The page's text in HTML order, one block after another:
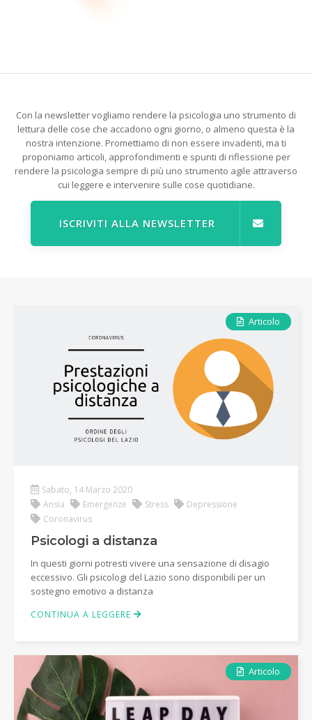
Con la newsletter vogliamo rendere la psicologia uno strumento di
lettura delle cose che accadono ogni giorno, o almeno questa è la
nostra intenzione. Promettiamo di non essere invadenti, ma ti
proponiamo articoli, approfondimenti e spunti di riflessione per
rendere la psicologia sempre di più uno strumento agile attraverso
cui leggere e intervenire sulle cose quotidiane.
ISCRIVITI ALLA NEWSLETTER
Articolo
Sabato, 14 Marzo 2020
Ansia
Emergenze Stress
Depressione
Coronavirus
Psicologi a distanza
In questi giorni potresti vivere una sensazione di disagio
eccessivo. Gli psicologi del Lazio sono disponibili per un
sostegno emotivo a distanza
CONTINUA A LEGGERE
Articolo